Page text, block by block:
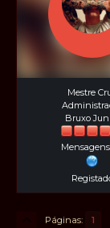
Mestre
Bruxo
Páginas 1